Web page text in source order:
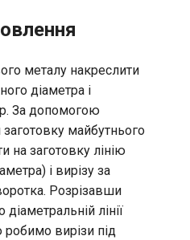
металу накреслити
діаметра і
За допомогою
заготовку майбутнього
на заготовку лінію
і вирізу за
Розрізавши
лінії
робимо вирізи під